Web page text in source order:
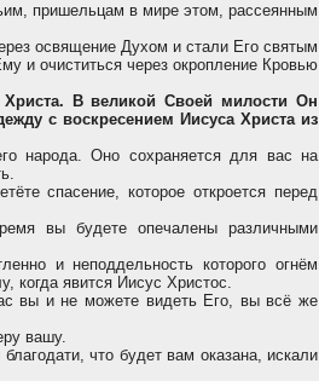
пришельцам в мире этом, рассеянным
освящение Духом и стали Его святым
и очиститься через окропление Кровью
Христа. В великой Своей милости Он
с воскресением Иисуса Христа из
народа. Оно сохраняется для вас на
спасение, которое откроется перед
вы будете опечалены различными
и неподдельность которого огнём
когда явится Иисус Христос.
вы и не можете видеть Его, вы всё же
вашу.
что будет вам оказана, искали